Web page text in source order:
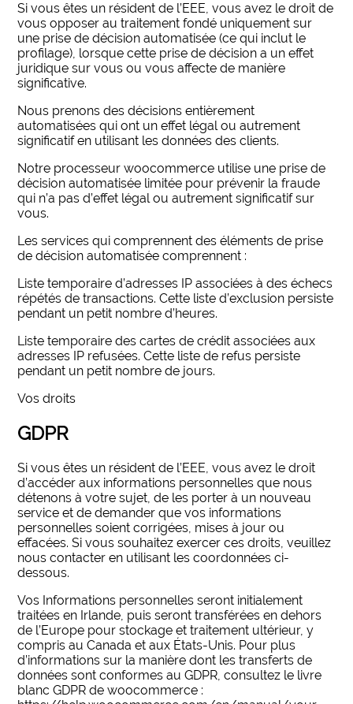
Si vous êtes un résident de l’EEE, vous avez le droit de
vous opposer au traitement fondé uniquement sur
une prise de décision automatisée (ce qui inclut le
profilage), lorsque cette prise de décision a un effet
juridique sur vous ou vous affecte de manière
significative.
Nous prenons des décisions entièrement
automatisées qui ont un effet légal ou autrement
significatif en utilisant les données des clients.
Notre processeur woocommerce utilise une prise de
décision automatisée limitée pour prévenir la fraude
qui n’a pas d’effet légal ou autrement significatif sur
vous.
Les services qui comprennent des éléments de prise
de décision automatisée comprennent :
Liste temporaire d’adresses IP associées à des échecs
répétés de transactions. Cette liste d’exclusion persiste
pendant un petit nombre d’heures.
Liste temporaire des cartes de crédit associées aux
adresses IP refusées. Cette liste de refus persiste
pendant un petit nombre de jours.
Vos droits
GDPR
Si vous êtes un résident de l’EEE, vous avez le droit
d’accéder aux informations personnelles que nous
détenons à votre sujet, de les porter à un nouveau
service et de demander que vos informations
personnelles soient corrigées, mises à jour ou
effacées. Si vous souhaitez exercer ces droits, veuillez
nous contacter en utilisant les coordonnées ci-
dessous.
Vos Informations personnelles seront initialement
traitées en Irlande, puis seront transférées en dehors
de l’Europe pour stockage et traitement ultérieur, y
compris au Canada et aux États-Unis. Pour plus
d’informations sur la manière dont les transferts de
données sont conformes au GDPR, consultez le livre
blanc GDPR de woocommerce :